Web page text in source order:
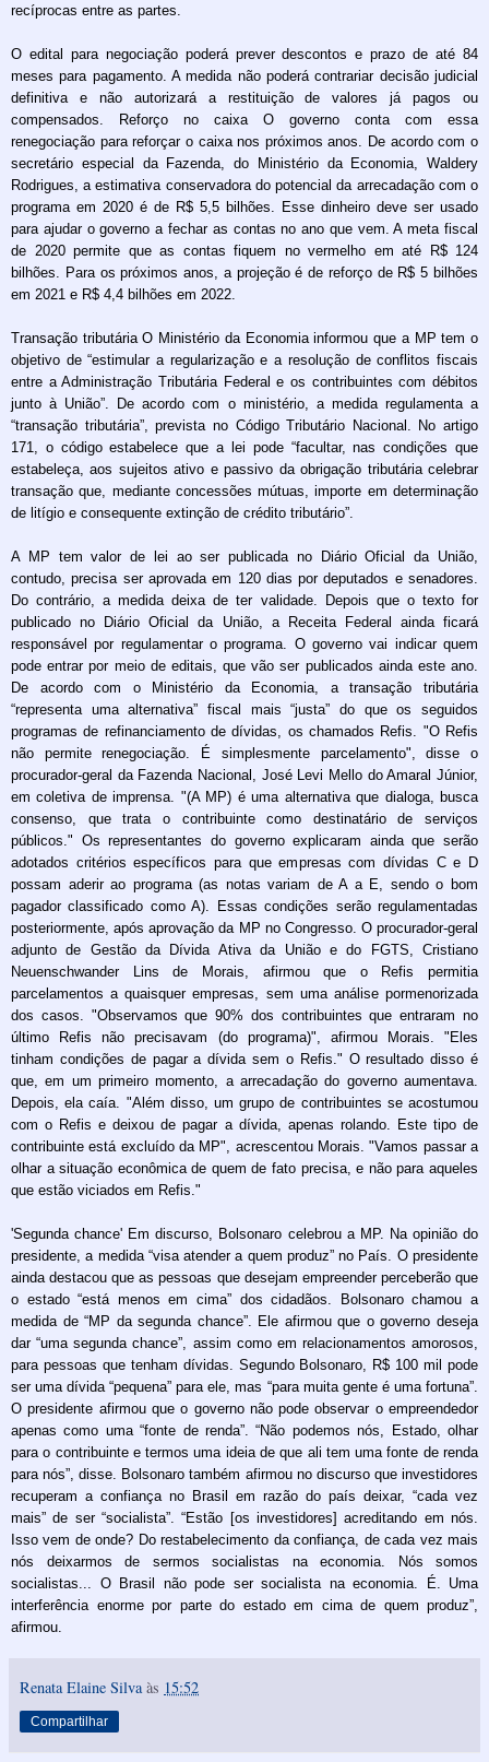
recíprocas entre as partes.
O edital para negociação poderá prever descontos e prazo de até 84
meses para pagamento. A medida não poderá contrariar decisão judicial
definitiva e não autorizará a restituição de valores já pagos ou
compensados. Reforço no caixa O governo conta com essa
renegociação para reforçar o caixa nos próximos anos. De acordo com o
secretário especial da Fazenda, do Ministério da Economia, Waldery
Rodrigues, a estimativa conservadora do potencial da arrecadação com o
programa em 2020 é de R$ 5,5 bilhões. Esse dinheiro deve ser usado
para ajudar o governo a fechar as contas no ano que vem. A meta fiscal
de 2020 permite que as contas fiquem no vermelho em até R$ 124
bilhões. Para os próximos anos, a projeção é de reforço de R$ 5 bilhões
em 2021 e R$ 4,4 bilhões em 2022.
Transação tributária O Ministério da Economia informou que a MP tem o
objetivo de “estimular a regularização e a resolução de conflitos fiscais
entre a Administração Tributária Federal e os contribuintes com débitos
junto à União”. De acordo com o ministério, a medida regulamenta a
“transação tributária”, prevista no Código Tributário Nacional. No artigo
171, o código estabelece que a lei pode “facultar, nas condições que
estabeleça, aos sujeitos ativo e passivo da obrigação tributária celebrar
transação que, mediante concessões mútuas, importe em determinação
de litígio e consequente extinção de crédito tributário”.
A MP tem valor de lei ao ser publicada no Diário Oficial da União,
contudo, precisa ser aprovada em 120 dias por deputados e senadores.
Do contrário, a medida deixa de ter validade. Depois que o texto for
publicado no Diário Oficial da União, a Receita Federal ainda ficará
responsável por regulamentar o programa. O governo vai indicar quem
pode entrar por meio de editais, que vão ser publicados ainda este ano.
De acordo com o Ministério da Economia, a transação tributária
“representa uma alternativa” fiscal mais “justa” do que os seguidos
programas de refinanciamento de dívidas, os chamados Refis. "O Refis
não permite renegociação. É simplesmente parcelamento", disse o
procurador-geral da Fazenda Nacional, José Levi Mello do Amaral Júnior,
em coletiva de imprensa. "(A MP) é uma alternativa que dialoga, busca
consenso, que trata o contribuinte como destinatário de serviços
públicos." Os representantes do governo explicaram ainda que serão
adotados critérios específicos para que empresas com dívidas C e D
possam aderir ao programa (as notas variam de A a E, sendo o bom
pagador classificado como A). Essas condições serão regulamentadas
posteriormente, após aprovação da MP no Congresso. O procurador-geral
adjunto de Gestão da Dívida Ativa da União e do FGTS, Cristiano
Neuenschwander Lins de Morais, afirmou que o Refis permitia
parcelamentos a quaisquer empresas, sem uma análise pormenorizada
dos casos. "Observamos que 90% dos contribuintes que entraram no
último Refis não precisavam (do programa)", afirmou Morais. "Eles
tinham condições de pagar a dívida sem o Refis." O resultado disso é
que, em um primeiro momento, a arrecadação do governo aumentava.
Depois, ela caía. "Além disso, um grupo de contribuintes se acostumou
com o Refis e deixou de pagar a dívida, apenas rolando. Este tipo de
contribuinte está excluído da MP", acrescentou Morais. "Vamos passar a
olhar a situação econômica de quem de fato precisa, e não para aqueles
que estão viciados em Refis."
'Segunda chance' Em discurso, Bolsonaro celebrou a MP. Na opinião do
presidente, a medida “visa atender a quem produz” no País. O presidente
ainda destacou que as pessoas que desejam empreender perceberão que
o estado “está menos em cima” dos cidadãos. Bolsonaro chamou a
medida de “MP da segunda chance”. Ele afirmou que o governo deseja
dar “uma segunda chance”, assim como em relacionamentos amorosos,
para pessoas que tenham dívidas. Segundo Bolsonaro, R$ 100 mil pode
ser uma dívida “pequena” para ele, mas “para muita gente é uma fortuna”.
O presidente afirmou que o governo não pode observar o empreendedor
apenas como uma “fonte de renda”. “Não podemos nós, Estado, olhar
para o contribuinte e termos uma ideia de que ali tem uma fonte de renda
para nós”, disse. Bolsonaro também afirmou no discurso que investidores
recuperam a confiança no Brasil em razão do país deixar, “cada vez
mais” de ser “socialista”. “Estão [os investidores] acreditando em nós.
Isso vem de onde? Do restabelecimento da confiança, de cada vez mais
nós deixarmos de sermos socialistas na economia. Nós somos
socialistas... O Brasil não pode ser socialista na economia. É. Uma
interferência enorme por parte do estado em cima de quem produz”,
afirmou.
Renata Elaine Silva às 15:52
Compartilhar